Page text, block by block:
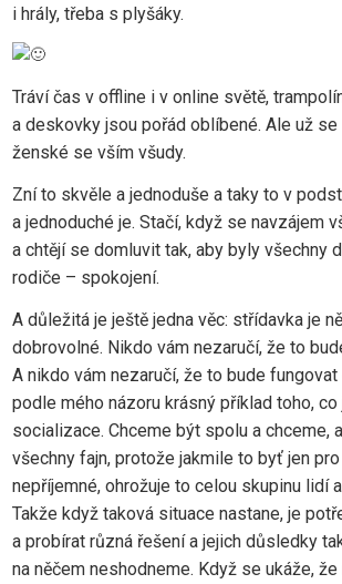
i hrály, třeba s plyšáky.
Tráví čas v offline i v online světě,
a deskovky jsou pořád oblíbené. Ale už
ženské se vším všudy.
Zní to skvěle a jednoduše a taky to v
a jednoduché je. Stačí, když se navzájem
a chtějí se domluvit tak, aby byly všechny
rodiče – spokojení.
A důležitá je ještě jedna věc: střídavka je
dobrovolné. Nikdo vám nezaručí, že to
A nikdo vám nezaručí, že to bude
podle mého názoru krásný příklad toho,
socializace. Chceme být spolu a chceme,
všechny fajn, protože jakmile to byť jen
nepříjemné, ohrožuje to celou skupinu lidí
Takže když taková situace nastane, je
a probírat různá řešení a jejich důsledky
na něčem neshodneme. Když se ukáže,